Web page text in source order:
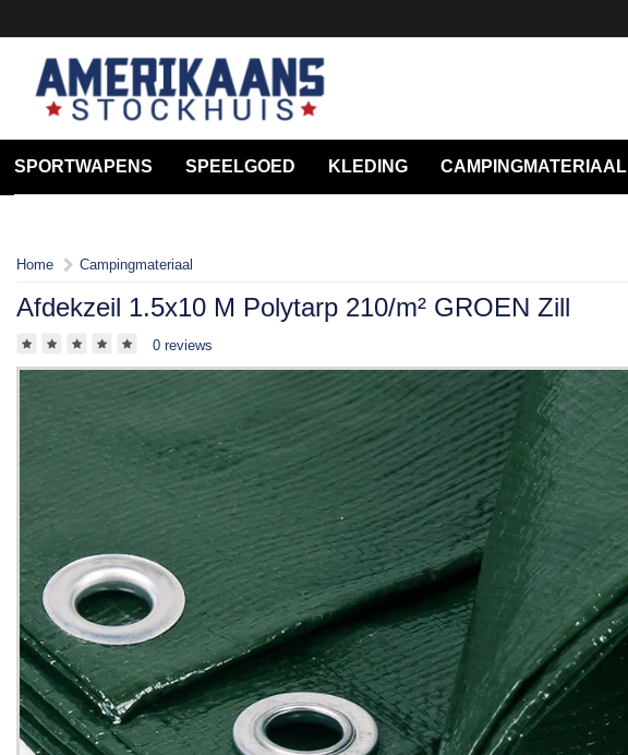
SPORTWAPENS SPEELGOED KLEDING CAMPINGMATERIAAL
Home Campingmateriaal
Afdekzeil 1.5x10 M Polytarp 210/m² GROEN Zill
0 reviews